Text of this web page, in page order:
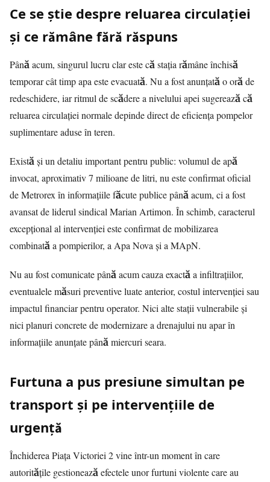
Ce se știe despre reluarea circulației
și ce rămâne fără răspuns
Până acum, singurul lucru clar este că stația rămâne închisă
temporar cât timp apa este evacuată. Nu a fost anunțată o oră de
redeschidere, iar ritmul de scădere a nivelului apei sugerează că
reluarea circulației normale depinde direct de eficiența pompelor
suplimentare aduse în teren.
Există și un detaliu important pentru public: volumul de apă
invocat, aproximativ 7 milioane de litri, nu este confirmat oficial
de Metrorex în informațiile făcute publice până acum, ci a fost
avansat de liderul sindical Marian Artimon. În schimb, caracterul
excepțional al intervenției este confirmat de mobilizarea
combinată a pompierilor, a Apa Nova și a MApN.
Nu au fost comunicate până acum cauza exactă a infiltrațiilor,
eventualele măsuri preventive luate anterior, costul intervenției sau
impactul financiar pentru operator. Nici alte stații vulnerabile și
nici planuri concrete de modernizare a drenajului nu apar în
informațiile anunțate până miercuri seara.
Furtuna a pus presiune simultan pe
transport și pe intervențiile de
urgență
Închiderea Piața Victoriei 2vine într-un moment în care
autoritățile gestionează efectele unor furtuni violente care au